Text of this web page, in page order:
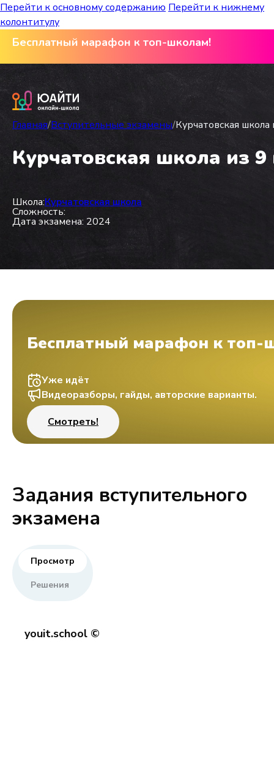
Перейти к основному содержанию Перейти к нижнему
колонтитулу
Бесплатный марафон к топ-школам!
Главная/Вступительные экзамены/Курчатовская
Курчатовская школа из 9
Школа:Курчатовская школа
Сложность:
Дата экзамена: 2024
Бесплатный марафон к топ-
Уже идёт
Видеоразборы, гайды, авторские варианты.
Смотреть!
Задания вступительного
экзамена
Просмотр
Решения
youit.school ©